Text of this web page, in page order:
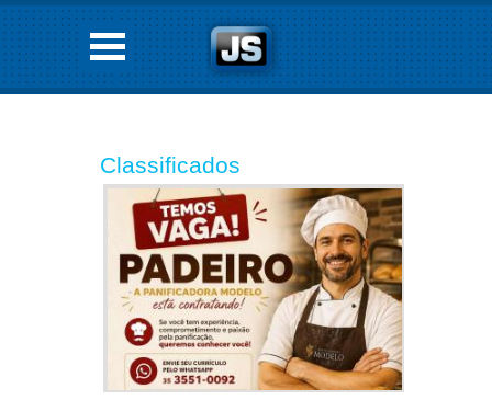
Classificados